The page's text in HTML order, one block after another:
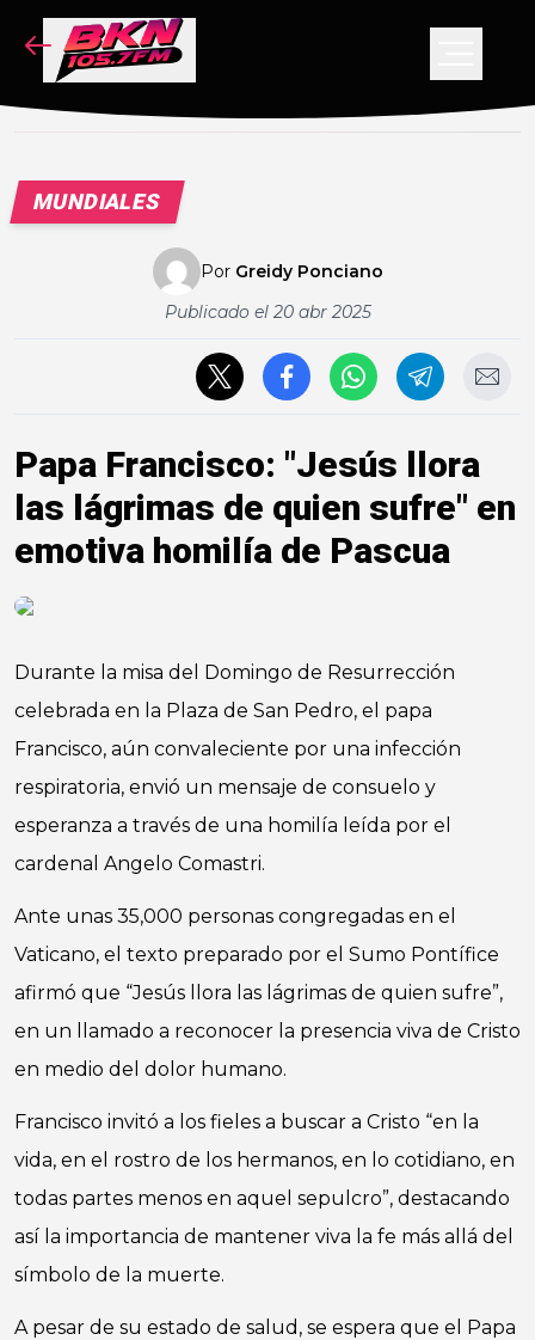
MUNDIALES
Por Greidy Ponciano
Publicado el 20 abr 2025
Papa Francisco: "Jesús llora
las lágrimas de quien sufre" en
emotiva homilía de Pascua
Durante la misa del Domingo de Resurrección
celebrada en la Plaza de San Pedro, el papa
Francisco, aún convaleciente por una infección
respiratoria, envió un mensaje de consuelo y
esperanza a través de una homilía leída por el
cardenal Angelo Comastri.
Ante unas 35,000 personas congregadas en el
Vaticano, el texto preparado por el Sumo Pontífice
afirmó que “Jesús llora las lágrimas de quien sufre”,
en un llamado a reconocer la presencia viva de Cristo
en medio del dolor humano.
Francisco invitó a los fieles a buscar a Cristo “en la
vida, en el rostro de los hermanos, en lo cotidiano, en
todas partes menos en aquel sepulcro”, destacando
así la importancia de mantener viva la fe más allá del
símbolo de la muerte.
A pesar de su estado de salud, se espera que el Papa